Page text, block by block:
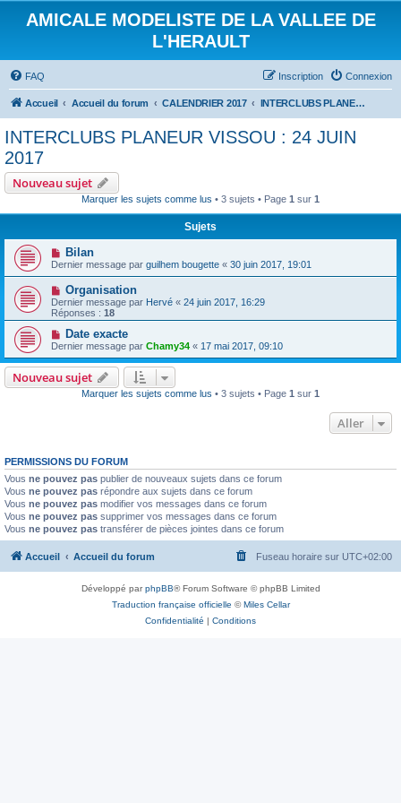
AMICALE MODELISTE DE LA VALLEE DE
L'HERAULT
FAQ Connexion
Inscription
Accueil Accueil du forum CALENDRIER 2017 INTERCLUBS PLANEUR VISSOU : 24 JUIN 2017
INTERCLUBS PLANEUR VISSOU : 24 JUIN
2017
Nouveau sujet
Marquer les sujets comme lus • 3 sujets • Page 1 sur 1
Sujets
Bilan
Dernier message par guilhem bougette « 30 juin 2017, 19:01
Organisation
Dernier message par Hervé « 24 juin 2017, 16:29
Réponses : 18
Date exacte
Dernier message par Chamy34 « 17 mai 2017, 09:10
Nouveau sujet
Marquer les sujets comme lus • 3 sujets • Page 1 sur 1
Aller
PERMISSIONS DU FORUM
Vous ne pouvez pas publier de nouveaux sujets dans ce forum
Vous ne pouvez pas répondre aux sujets dans ce forum
Vous ne pouvez pas modifier vos messages dans ce forum
Vous ne pouvez pas supprimer vos messages dans ce forum
Vous ne pouvez pas transférer de pièces jointes dans ce forum
Accueil Accueil du forum Fuseau horaire sur UTC+02:00
Développé parphpBB® Forum Software © phpBB Limited
Traduction française officielle ©Miles Cellar
Confidentialité | Conditions